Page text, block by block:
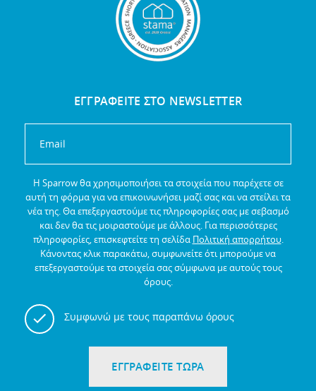
ΕΓΓΡΑΦΕΙΤΕ ΣΤΟ NEWSLETTER
Η Sparrow θα χρησιμοποιήσει τα στοιχεία που παρέχετε σε
αυτή τη φόρμα για να επικοινωνήσει μαζί σας και να στείλει τα
νέα της.Θα επεξεργαστούμε τις πληροφορίες σας με σεβασμό
και δεν θα τις μοιραστούμε με άλλους. Για περισσότερες
πληροφορίες, επισκεφτείτε τη σελίδα Πολιτική απορρήτου.
Κάνοντας κλικ παρακάτω, συμφωνείτε ότι μπορούμε να
επεξεργαστούμε τα στοιχεία σας σύμφωνα με αυτούς τους
όρους.
Συμφωνώ με τους παραπάνω όρους
ΕΓΓΡΑΦΕΙΤΕ ΤΩΡΑ